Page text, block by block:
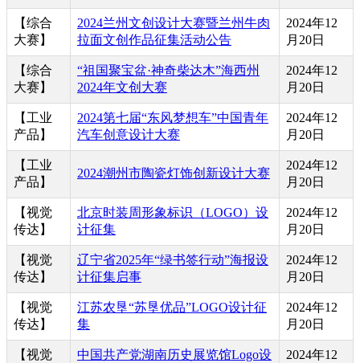
【综合
大赛】
2024兰州文创设计大赛暨兰州牛肉
拉面文创作品征集活动公告
2024年12
月20日
【综合
大赛】
“祖国聚宝盆·神奇柴达木”海西州
2024年文创大赛
2024年12
月20日
【工业
产品】
2024第七届“东风梦想车”中国青年
汽车创意设计大赛
2024年12
月20日
【工业
产品】
2024潮州市陶瓷灯饰创新设计大赛
2024年12
月20日
【视觉
传达】
北京时装周形象标识（LOGO）设
计征集
2024年12
月20日
【视觉
传达】
辽宁省2025年“绿书签行动”海报设
计征集启事
2024年12
月20日
【视觉
传达】
江苏农垦“苏垦优品”LOGO设计征
集
2024年12
月20日
【视觉
中国共产党湖南历史展览馆Logo设
2024年12